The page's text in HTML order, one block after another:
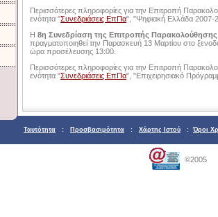
Περισσότερες πληροφορίες για την Επιτροπή
ενότητα "Συνεδριάσεις ΕπΠα", "Ψηφιακή Ελλάδα 2007-
Η 8η Συνεδρίαση της Επιτροπής
πραγματοποιηθεί την Παρασκευή 13 Μαρτίου στο
ώρα προσέλευσης 13:00.
Περισσότερες πληροφορίες για την Επιτροπή
ενότητα "Συνεδριάσεις ΕπΠα", "Επιχειρησιακό
Ταυτότητα : Προσβασιμότητα : Χάρτης Ιστού : Όροι
©2005